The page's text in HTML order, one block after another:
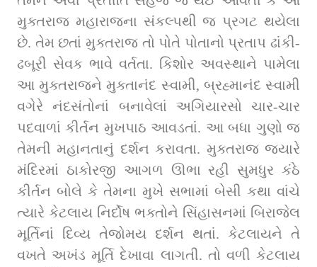
મુક્તરાજ મહારાજના સંકલ્પથી જ પ્રગટ થયેલા
છે. તેમ છતાં મુક્તરાજ તો પોતે પોતાનો પ્રતાપ ઢાંકી-
ઢબૂરી સેવક ભાવે વર્તતા. કિશોર અવસ્થાને પામેલા
આ મુક્તરાજને મુક્તાનંદ સ્વામી, બ્રહ્માનંદ સ્વામી
વગેરે નંદસંતોનાં બનાવેલાં અગિયારસો ચાર-ચાર
પદવાળાં કીર્તન મુખપાઠ આવડતાં. આ બધા ગુણો જ
તેમની મહાનતાનું દર્શન કરાવતા. મુક્તરાજ જ્યારે
મંદિરમાં ઠાકોરજી આગળ ઊભા રહી સુમધુર કંઠે
કીર્તન બોલે કે તેમના મુખે સભામાં બેસી કથા વાંચે
ત્યારે કેટલાય નિર્દોષ ભક્તોને સિંહાસનમાં બિરાજેલ
મૂર્તિનાં દિવ્ય તેજોમય દર્શન થતાં. કેટલાયને તે
વખતે અખંડ મૂર્તિ દેખાવા લાગતી. તો વળી કેટલાય